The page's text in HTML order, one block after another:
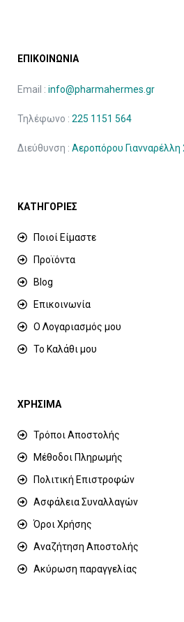
ΕΠΙΚΟΙΝΩΝΙΑ
Email : info@pharmahermes.gr
Τηλέφωνο : 225 1151 564
Διεύθυνση : Αεροπόρου Γιανναρέλλη
ΚΑΤΗΓΟΡΙΕΣ
Ποιοί Είμαστε
Προϊόντα
Blog
Επικοινωνία
Ο Λογαριασμός μου
Το Καλάθι μου
ΧΡΗΣΙΜΑ
Τρόποι Αποστολής
Μέθοδοι Πληρωμής
Πολιτική Επιστροφών
Ασφάλεια Συναλλαγών
Όροι Χρήσης
Αναζήτηση Αποστολής
Ακύρωση παραγγελίας